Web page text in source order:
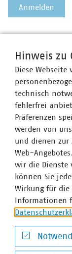
VKU-Bereiche
Hinweis zu
Diese Webseite
technisch
fehlerfrei
Präferenzen
werden von
und dienen zur
Web-
wir die Dienste
können Sie
Wirkung für die
Informationen